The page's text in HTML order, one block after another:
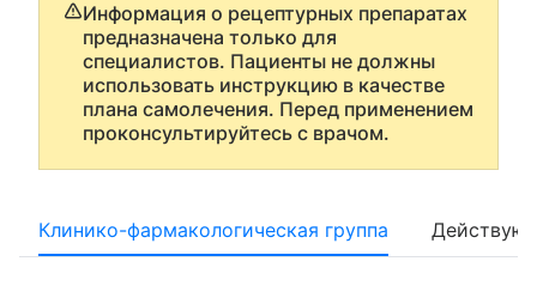
Информация о рецептурных препаратах
предназначена только для
специалистов. Пациенты не должны
использовать инструкцию в качестве
плана самолечения. Перед применением
проконсультируйтесь с врачом.
Клинико-фармакологическая группа